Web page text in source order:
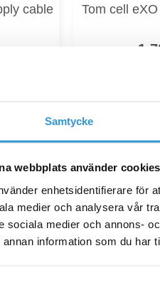
Samtycke
webbplats använder cookies
enhetsidentifierare för
medier och analysera vår
sociala medier och annons-
annan information som du har
cable Tom cell
1